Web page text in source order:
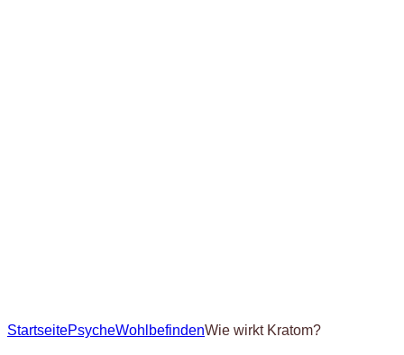
StartseitePsycheWohlbefindenWie wirkt Kratom?